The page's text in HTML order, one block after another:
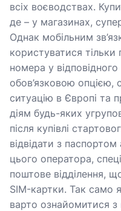
всіх воєводствах.
де – у магазинах,
Однак мобільним
користуватися тільки
номера у
обов’язковою опцією,
ситуацію в Європі та
діям будь-яких
після купівлі
відвідати з
цього оператора,
поштове відділення,
SIM-картки. Так само
варто ознайомитися з